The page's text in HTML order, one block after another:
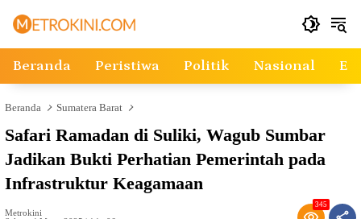
Beranda Peristiwa Politik Nasional
Beranda Sumatera Barat
Safari Ramadan di Suliki, Wagub Sumbar
Jadikan Bukti Perhatian Pemerintah pada
Infrastruktur Keagamaan
Metrokini
345